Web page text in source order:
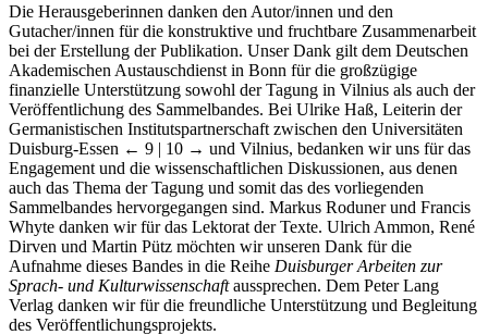
Die Herausgeberinnen danken den Autor/innen und den
Gutacher/innen für die konstruktive und fruchtbare Zusammenarbeit
bei der Erstellung der Publikation. Unser Dank gilt dem Deutschen
Akademischen Austauschdienst in Bonn für die großzügige
finanzielle Unterstützung sowohl der Tagung in Vilnius als auch der
Veröffentlichung des Sammelbandes. Bei Ulrike Haß, Leiterin der
Germanistischen Institutspartnerschaft zwischen den Universitäten
Duisburg-Essen ← 9 | 10 → und Vilnius, bedanken wir uns für das
Engagement und die wissenschaftlichen Diskussionen, aus denen
auch das Thema der Tagung und somit das des vorliegenden
Sammelbandes hervorgegangen sind. Markus Roduner und Francis
Whyte danken wir für das Lektorat der Texte. Ulrich Ammon, René
Dirven und Martin Pütz möchten wir unseren Dank für die
Aufnahme dieses Bandes in die Reihe Duisburger Arbeiten zur
Sprach- und Kulturwissenschaftaussprechen. Dem Peter Lang
Verlag danken wir für die freundliche Unterstützung und Begleitung
des Veröffentlichungsprojekts.